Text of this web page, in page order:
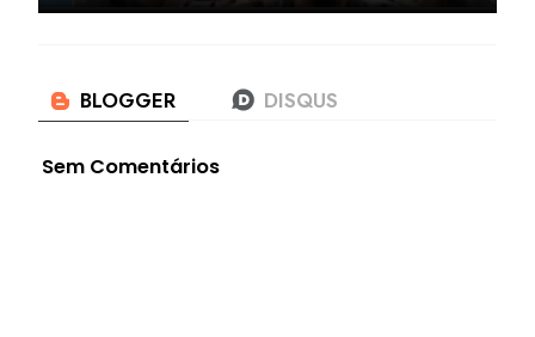
Sem Comentários